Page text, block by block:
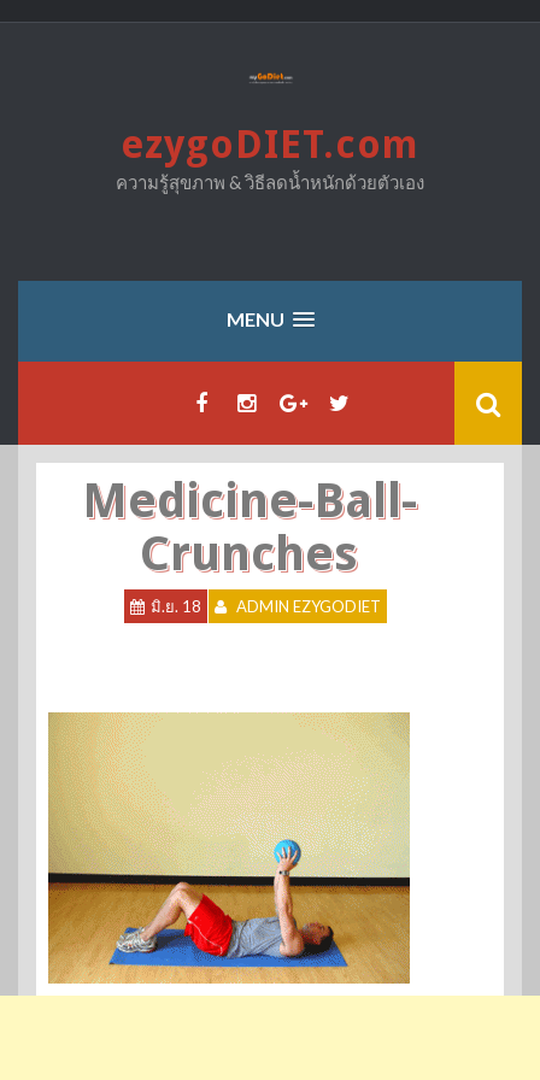
ezygoDIET.com
ความรู้สุขภาพ & วิธีลดน้ำหนักด้วยตัวเอง
MENU
Medicine-Ball-
Crunches
มิ.ย. 18 ADMIN EZYGODIET